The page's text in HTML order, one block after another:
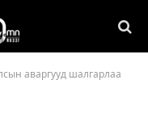
аваргууд шалгарлаа